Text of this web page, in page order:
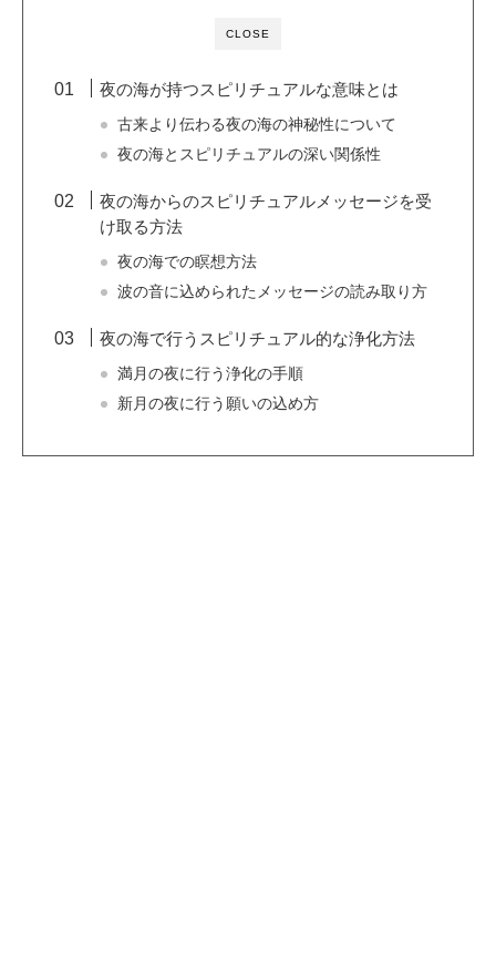
CLOSE
夜の海が持つスピリチュアルな意味とは
古来より伝わる夜の海の神秘性について
夜の海とスピリチュアルの深い関係性
夜の海からのスピリチュアルメッセージを受
け取る方法
夜の海での瞑想方法
波の音に込められたメッセージの読み取り方
夜の海で行うスピリチュアル的な浄化方法
満月の夜に行う浄化の手順
新月の夜に行う願いの込め方